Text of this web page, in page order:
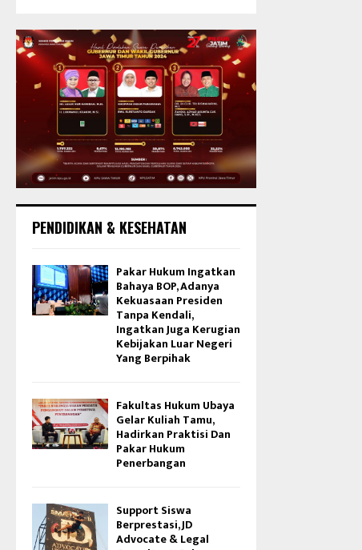
PENDIDIKAN & KESEHATAN
Pakar Hukum Ingatkan
Bahaya BOP, Adanya
Kekuasaan Presiden
Tanpa Kendali,
Ingatkan Juga Kerugian
Kebijakan Luar Negeri
Yang Berpihak
Fakultas Hukum Ubaya
Gelar Kuliah Tamu,
Hadirkan Praktisi Dan
Pakar Hukum
Penerbangan
Support Siswa
Berprestasi, JD
Advocate & Legal